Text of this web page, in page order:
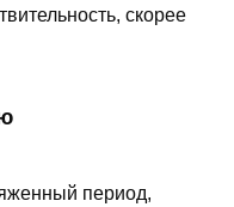
скорее
период,